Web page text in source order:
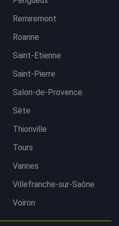
Remiremont
Roanne
Saint-Etienne
Saint-Pierre
Salon-de-Provence
Sète
Thionville
Tours
Vannes
Villefranche-sur-Saône
Voiron